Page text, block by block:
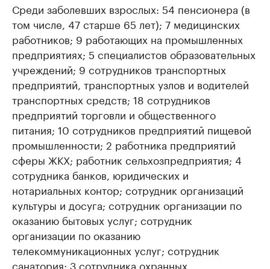
Среди заболевших взрослых: 54 пенсионера (в
том числе, 47 старше 65 лет); 7 медицинских
работников; 9 работающих на промышленных
предприятиях; 5 специалистов образовательных
учреждений; 9 сотрудников транспортных
предприятий, транспортных узлов и водителей
транспортных средств; 18 сотрудников
предприятий торговли и общественного
питания; 10 сотрудников предприятий пищевой
промышленности; 2 работника предприятий
сферы ЖКХ; работник сельхозпредприятия; 4
сотрудника банков, юридических и
нотариальных контор; сотрудник организаций
культуры и досуга; сотрудник организации по
оказанию бытовых услуг; сотрудник
организации по оказанию
телекоммуникационных услуг; сотрудник
санатория; 3 сотрудника охранных